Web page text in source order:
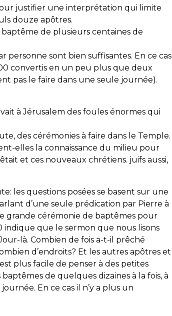
justifier une interprétation qui limite
douze apôtres.
de plusieurs centaines de
sont bien suffisantes. En ce cas
convertis en un peu plus que deux
pas le faire dans une seule journée).
à Jérusalem des foules énormes qui
des cérémonies à faire dans le Temple.
elles la connaissance du milieu pour
et ces nouveaux chrétiens. juifs aussi,
les questions posées se basent sur une
d’une seule prédication par Pierre à
grande cérémonie de baptêmes pour
indique que le sermon que nous lisons
là. Combien de fois a-t-il prêché
d’endroits? Et les autres apôtres et
plus facile de penser à des petites
de quelques dizaines à la fois, à
En ce cas il n’y a plus un